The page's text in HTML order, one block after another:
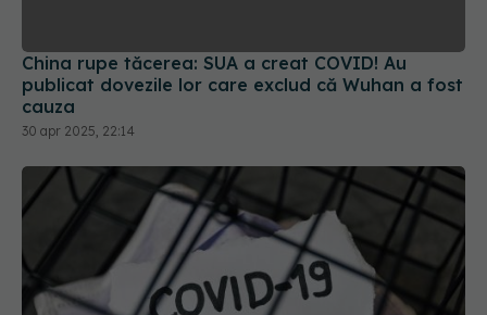
China rupe tăcerea: SUA a creat COVID! Au
publicat dovezile lor care exclud că Wuhan a fost
cauza
30 apr 2025, 22:14